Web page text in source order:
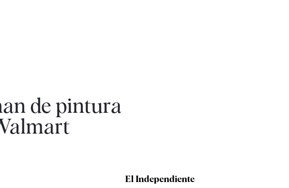
de pintura
El Independiente